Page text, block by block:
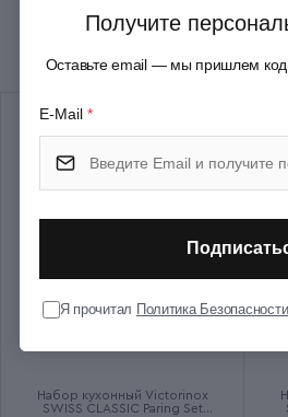
Набор кухонный Victorinox
SWISS CLASSIC Paring Set
Получите
Оставьте email — мы пришлем код
E-Mail *
Я прочитал Политика Безопасности